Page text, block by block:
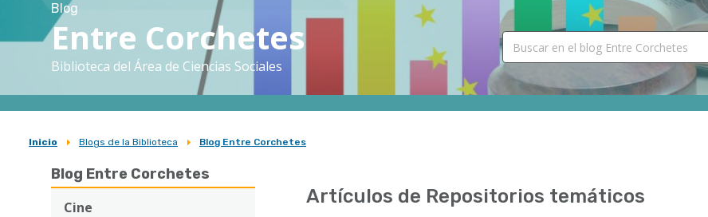
Blog
Entre Corchetes
Biblioteca del Área de Ciencias Sociales
Sobrescribir
enlaces
Inicio Blogs de la Biblioteca Blog Entre Corchetes
Blog Entre Corchetes
Cine
Artículos de Repositorios temáticos